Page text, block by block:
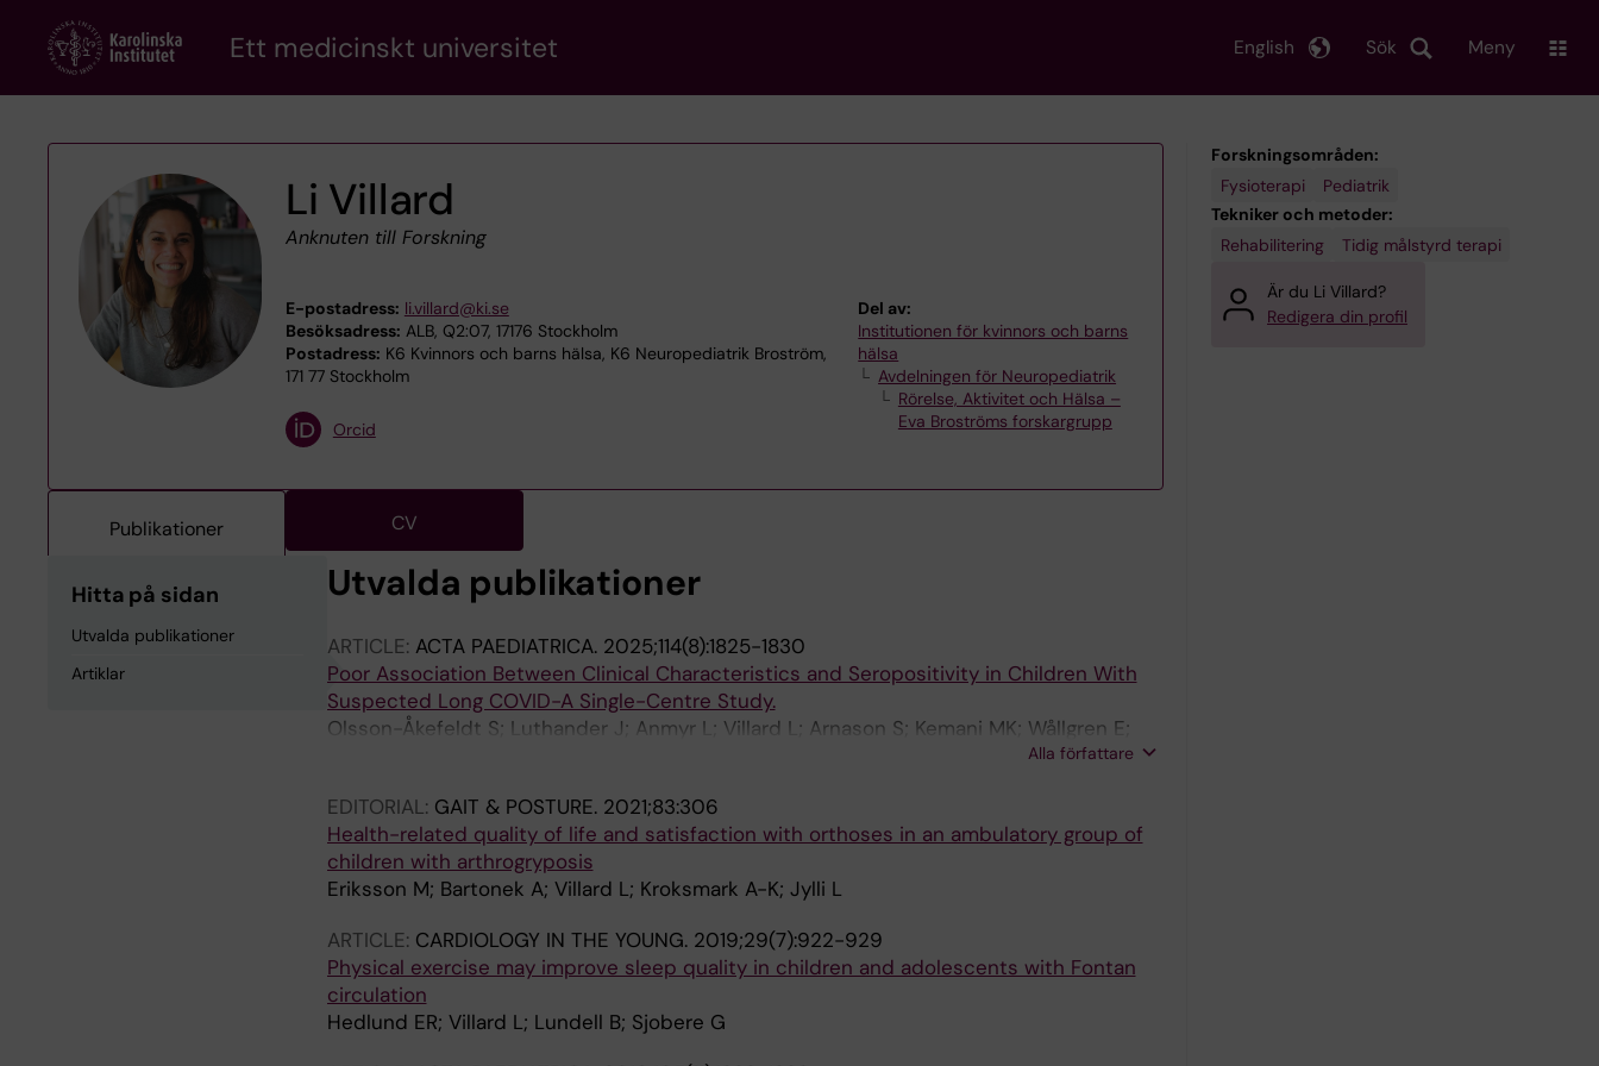
content
Ett medicinskt universitet Sök
English Meny
Li Villard
Anknuten till Forskning
E-postadress: li.villard@ki.se
Besöksadress: ALB, Q2:07, 17176 Stockholm
Postadress: K6 Kvinnors och barns hälsa, K6 Neuropediatrik Broström,
171 77 Stockholm
Del av:
Institutionen för kvinnors och barns
hälsa
Avdelningen för Neuropediatrik
Rörelse, Aktivitet och Hälsa –
Eva Broströms forskargrupp
Orcid
Publikationer CV
Hitta på sidan
Utvalda publikationer
Artiklar
Utvalda publikationer
ARTICLE: ACTA PAEDIATRICA. 2025;114(8):1825-1830
Poor Association Between Clinical Characteristics and Seropositivity in Children With
Suspected Long COVID-A Single-Centre Study.
Olsson-Åkefeldt S; Luthander J; Anmyr L; Villard L; Arnason S; Kemani MK; Wållgren E;
Röstlund S; Tingborn M; Pettersson M; George E; Ryd-Rinder M; Hertting OAlla författare
EDITORIAL: GAIT & POSTURE. 2021;83:306
Health-related quality of life and satisfaction with orthoses in an ambulatory group of
children with arthrogryposis
Eriksson M; Bartonek A; Villard L; Kroksmark A-K; Jylli L
ARTICLE: CARDIOLOGY IN THE YOUNG. 2019;29(7):922-929
Physical exercise may improve sleep quality in children and adolescents with Fontan
circulation
Hedlund ER; Villard L; Lundell B; Sjobere G
Forskningsområden:
Fysioterapi
Pediatrik
Tekniker och metoder:
Rehabilitering
Tidig målstyrd terapi
Är du Li Villard?
Redigera din profil